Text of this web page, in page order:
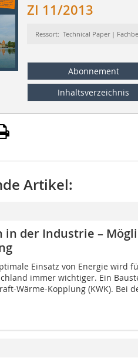
ZI 11/2013
Ressort: Technical Paper |
Abonnement
Inhaltsverzeichnis
Artikel:
in der Industrie –
Einsatz von Energie wird
immer wichtiger. Ein
­Wärme-Kopplung (KWK). Bei